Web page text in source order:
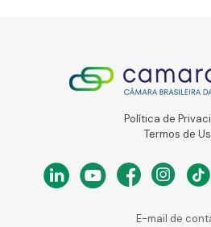
Política de
Termos de
E-mail de